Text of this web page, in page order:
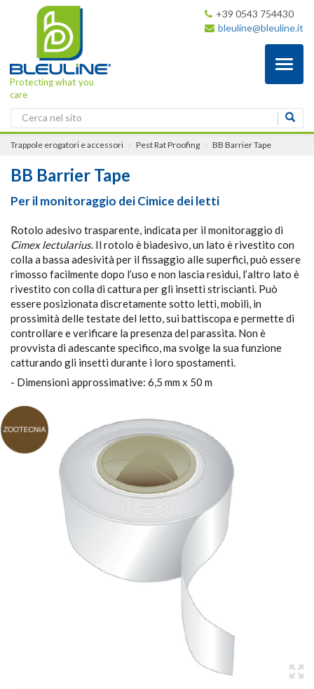
Protecting what you
care
+39 0543 754430
bleuline@bleuline.it
Trappole erogatori e accessori Pest Rat Proofing BB Barrier Tape
BB Barrier Tape
Per il monitoraggio dei Cimice dei letti
Rotolo adesivo trasparente, indicata per il monitoraggio di
Cimex lectularius. Il rotolo è biadesivo, un lato è rivestito con
colla a bassa adesività per il fissaggio alle superfici, può essere
rimosso facilmente dopo l’uso e non lascia residui, l’altro lato è
rivestito con colla di cattura per gli insetti striscianti. Può
essere posizionata discretamente sotto letti, mobili, in
prossimità delle testate del letto, sui battiscopa e permette di
controllare e verificare la presenza del parassita. Non è
provvista di adescante specifico, ma svolge la sua funzione
catturando gli insetti durante i loro spostamenti.
- Dimensioni approssimative: 6,5 mm x 50 m